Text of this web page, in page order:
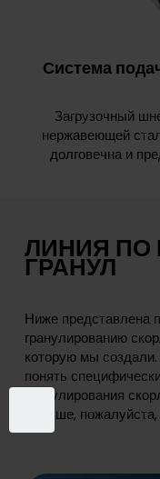
Система
Загрузочный
нержавеющей
долговечна и
ЛИНИЯ ПО
ГРАНУЛ
Ниже представлена
гранулированию
которую мы
понять
гранулирования
больше,